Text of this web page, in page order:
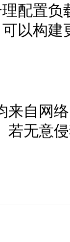
配置
以构
来自网
若无意